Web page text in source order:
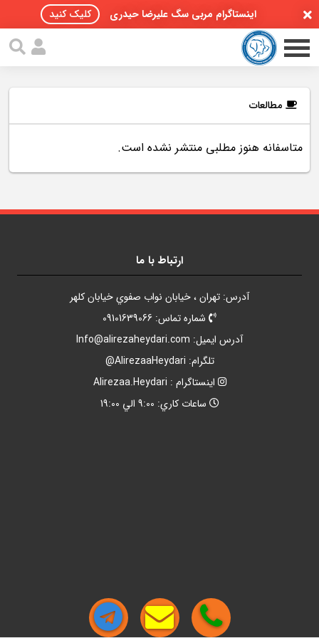
اینستاگرام مربی سگ علیرضا حیدری کلیک کنید
صفحه اصلی
پادکست سگ ها
مطالعات
متاسفانه هنوز مطلبی منتشر نشده است.
ارتباط با ما
آدرس: تهران ، خيابان نواب صفوي خيابان کلهر
شماره تماس: 09101639066
آدرس ايميل: Info@alirezaheydari.com
تلگرام: AlirezaaHeydari@
اينستاگرام : Alirezaa.Heydari
ساعات کاري: 9:00 الي 19:00